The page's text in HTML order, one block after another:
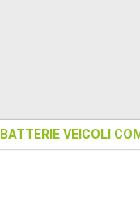
BATTERIE VEICOLI